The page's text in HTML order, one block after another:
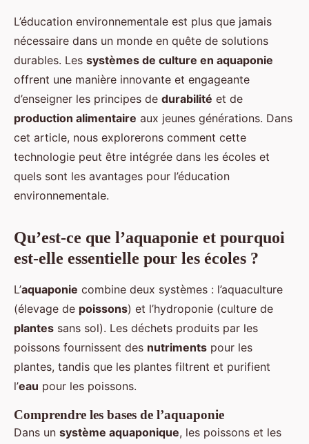
Comment les systèmes de culture
en aquaponie peuvent-ils être
intégrés dans les écoles pour
l'éducation environnementale ?
Antonin•28 août 2024•5 min de lecture
L’éducation environnementale est plus que jamais
nécessaire dans un monde en quête de solutions
durables. Les systèmes de culture en aquaponie
offrent une manière innovante et engageante
d’enseigner les principes de durabilité et de
production alimentaire aux jeunes générations. Dans
cet article, nous explorerons comment cette
technologie peut être intégrée dans les écoles et
quels sont les avantages pour l’éducation
environnementale.
Qu’est-ce que l’aquaponie et pourquoi
est-elle essentielle pour les écoles ?
L’aquaponie combine deux systèmes : l’aquaculture
(élevage de poissons) et l’hydroponie (culture de
plantes sans sol). Les déchets produits par les
poissons fournissent des nutriments pour les
plantes, tandis que les plantes filtrent et purifient
l’eau pour les poissons.
Comprendre les bases de l’aquaponie
Dans un système aquaponique, les poissons et les